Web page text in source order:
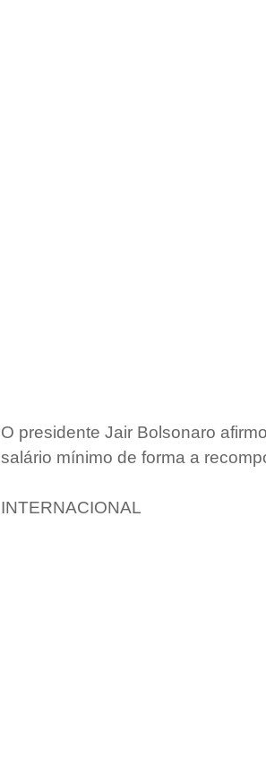
O presidente Jair Bolsonaro
salário mínimo de forma a
INTERNACIONAL